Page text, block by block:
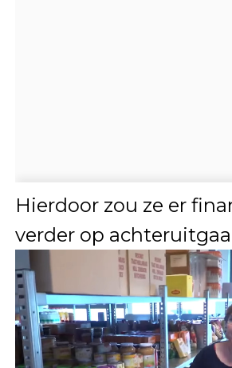
Hierdoor zou ze er
verder op